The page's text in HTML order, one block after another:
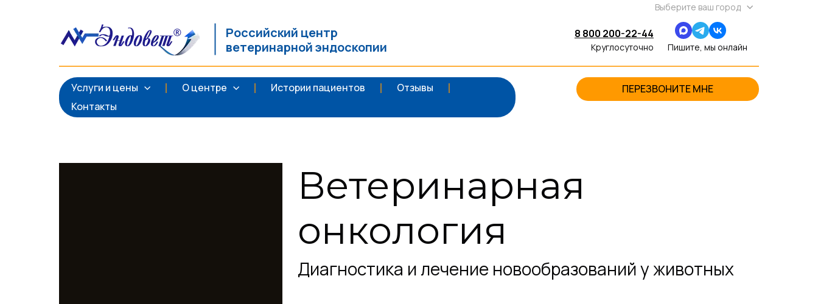
Выберите ваш город
Российский центр
ветеринарной эндоскопии
8 800 200-22-44
Круглосуточно Пишите, мы онлайн
Услуги и цены О центре Истории пациентов
Отзывы
Контакты
ПЕРЕЗВОНИТЕ МНЕ
Ветеринарная
онкология
Диагностика и лечение новообразований у животных